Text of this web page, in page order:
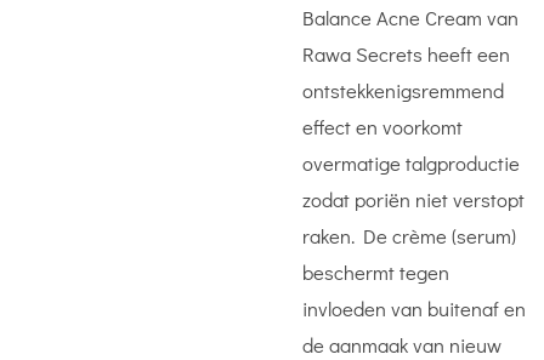
Balance Acne Cream van
Rawa Secrets heeft een
ontstekkenigsremmend
effect en voorkomt
overmatige talgproductie
zodat poriën niet verstopt
raken. De crème (serum)
beschermt tegen
invloeden van buitenaf en
de aanmaak van nieuw